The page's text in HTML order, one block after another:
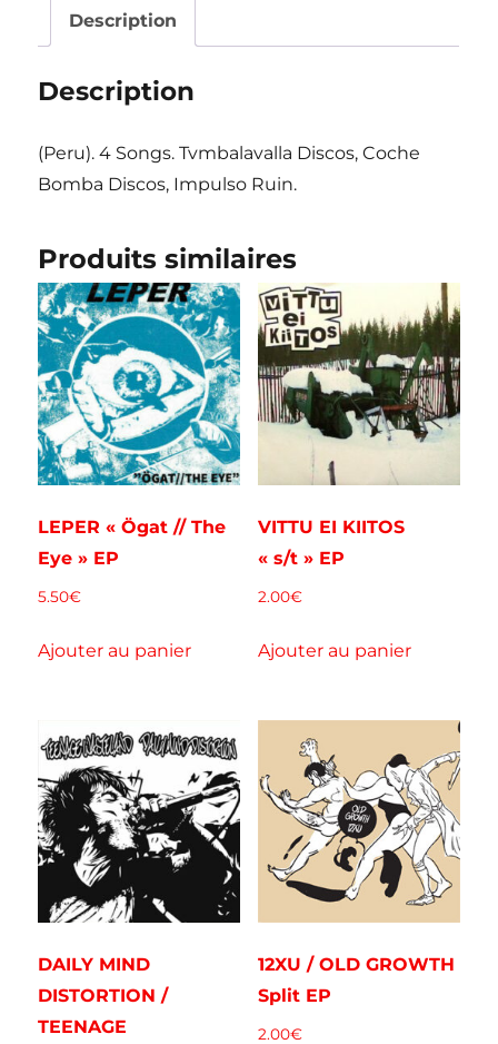
Bocas
Conformistas
e.p."
Description
Description
(Peru). 4 Songs. Tvmbalavalla Discos, Coche
Bomba Discos, Impulso Ruin.
Produits similaires
LEPER « Ögat // The
Eye » EP
5.50€
Ajouter au panier
VITTU EI KIITOS
« s/t » EP
2.00€
Ajouter au panier
DAILY MIND
DISTORTION /
TEENAGE
12XU / OLD GROWTH
Split EP
2.00€